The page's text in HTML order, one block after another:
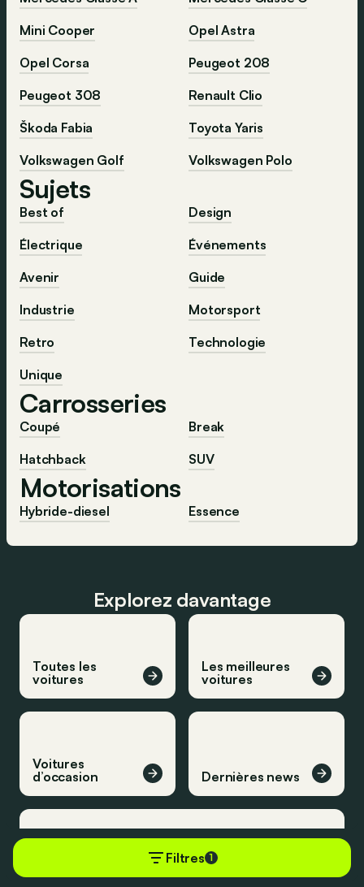
Filtres 1
Mini Cooper
Opel Astra
Opel Corsa
Peugeot 208
Peugeot 308
Renault Clio
Škoda Fabia
Toyota Yaris
Volkswagen Golf
Volkswagen Polo
Sujets
Best of
Design
Électrique
Événements
Avenir
Guide
Industrie
Motorsport
Retro
Technologie
Unique
Carrosseries
Coupé
Break
Hatchback
SUV
Motorisations
Hybride-diesel Essence
Explorez davantage
Toutes les
voitures
Les meilleures
voitures
Voitures
d’occasion
Dernières news
Derniers essais